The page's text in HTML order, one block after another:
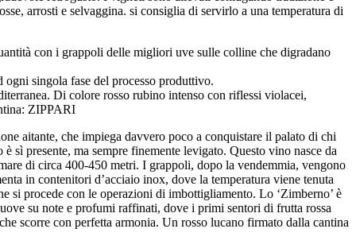
arrosti e selvaggina. si consiglia di servirlo a una temperatura di
con i grappoli delle migliori uve sulle colline che digradano
singola fase del processo produttivo.
Di colore rosso rubino intenso con riflessi violacei,
ZIPPARI
aitante, che impiega davvero poco a conquistare il palato di chi
sì presente, ma sempre finemente levigato. Questo vino nasce da
di circa 400-450 metri. I grappoli, dopo la vendemmia, vengono
in contenitori d’acciaio inox, dove la temperatura viene tenuta
si procede con le operazioni di imbottigliamento. Lo ‘Zimberno’ è
su note e profumi raffinati, dove i primi sentori di frutta rossa
scorre con perfetta armonia. Un rosso lucano firmato dalla cantina